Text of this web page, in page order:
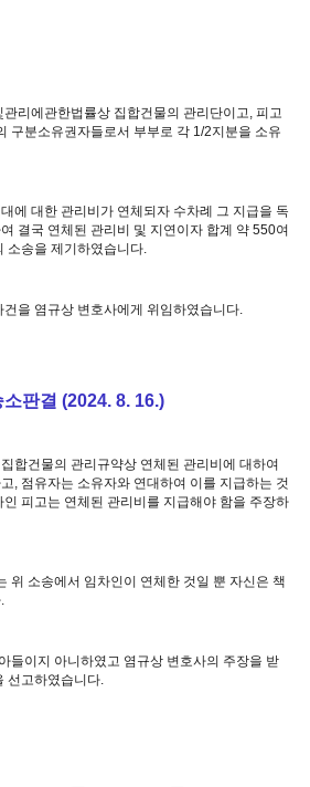
리에관한법률상 집합건물의 관리단이고, 피고
구분소유권자들로서 부부로 각 1/2지분을 소유
에 대한 관리비가 연체되자 수차례 그 지급을 독
결국 연체된 관리비 및 지연이자 합계 약 550여
소송을 제기하였습니다.
을 염규상 변호사에게 위임하였습니다.
판결 (2024. 8. 16.)
합건물의 관리규약상 연체된 관리비에 대하여
, 점유자는 소유자와 연대하여 이를 지급하는 것
피고는 연체된 관리비를 지급해야 함을 주장하
위 소송에서 임차인이 연체한 것일 뿐 자신은 책
들이지 아니하였고 염규상 변호사의 주장을 받
선고하였습니다.